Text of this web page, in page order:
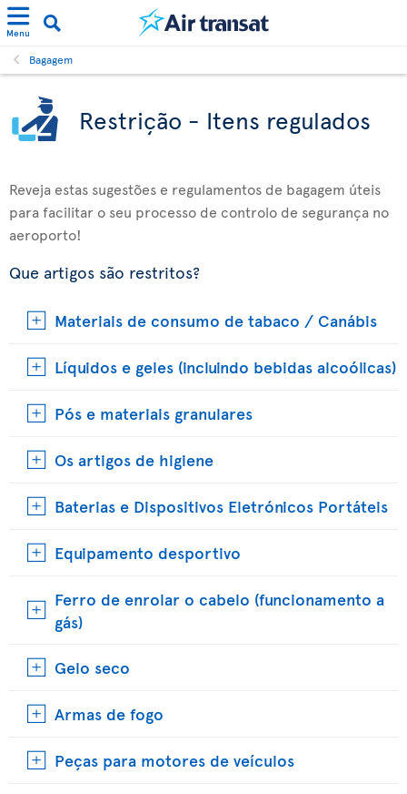
Menu
Bagagem
Restrição - Itens regulados
Reveja estas sugestões e regulamentos de bagagem úteis
para facilitar o seu processo de controlo de segurança no
aeroporto!
Que artigos são restritos?
Materiais de consumo de tabaco / Canábis
Líquidos e geles (incluindo bebidas alcoólicas)
Pós e materiais granulares
Os artigos de higiene
Baterias e Dispositivos Eletrónicos Portáteis
Equipamento desportivo
Ferro de enrolar o cabelo (funcionamento a
gás)
Gelo seco
Armas de fogo
Peças para motores de veículos